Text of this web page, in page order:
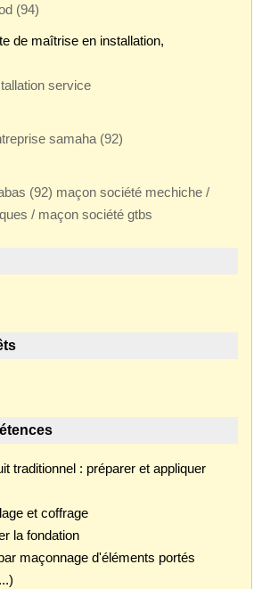
(94)
de maîtrise en installation,
service
samaha (92)
(92) maçon société mechiche /
/ maçon société gtbs
traditionnel : préparer et appliquer
et coffrage
la fondation
maçonnage d'éléments portés